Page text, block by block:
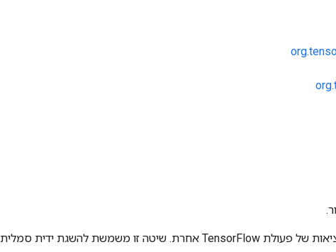
כניסות לפעולות TensorFlow הן יציאות של פעולת TensorFlow אחרת. שיטה זו משמשת להשגת ידית סמלית